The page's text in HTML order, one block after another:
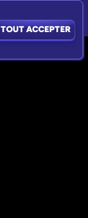
TOUT ACCEPTER